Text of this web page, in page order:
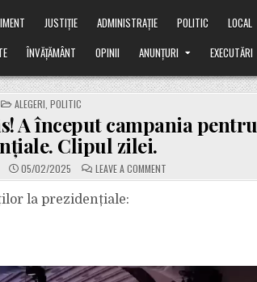
JUSTIȚIE ADMINISTRAȚIE POLITIC LOCAL
ÎNVĂȚĂMÂNT OPINII ANUNȚURI EXECUTĂRI
POSTED
IN
ALEGERI ,POLITIC
A început campania pentru
Clipul zilei.
05/02/2025 LEAVE A COMMENTON
VIDEO.
CLIPUL
ZILEI.
la prezidențiale: